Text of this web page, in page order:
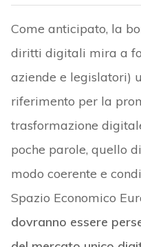
Come anticipato, la
diritti digitali mira a
aziende e legislatori)
riferimento per la
trasformazione
poche parole, quello
modo coerente e
Spazio Economico
dovranno essere